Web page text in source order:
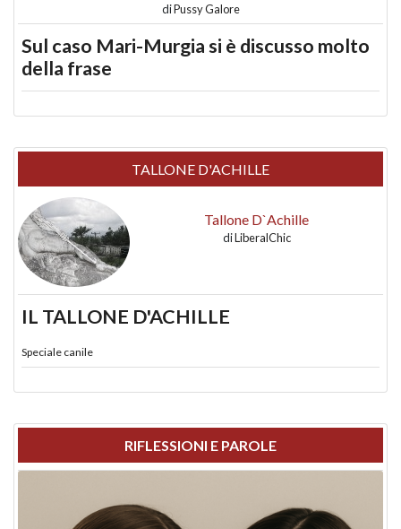
diPussy Galore
Sul caso Mari-Murgia si è discusso molto
della frase
TALLONE D'ACHILLE
Tallone D`Achille
diLiberalChic
IL TALLONE D'ACHILLE
Speciale canile
RIFLESSIONI E PAROLE